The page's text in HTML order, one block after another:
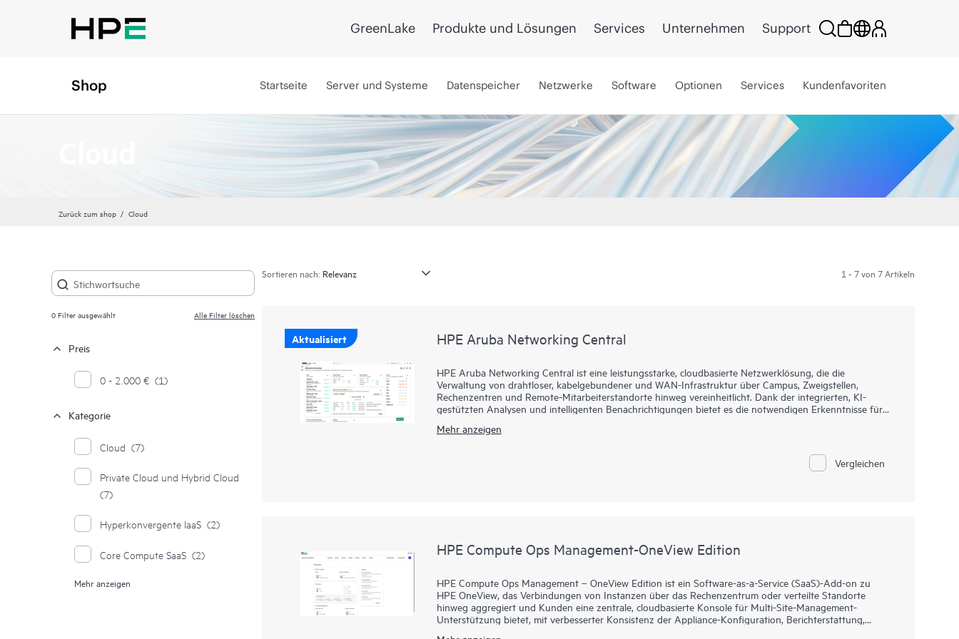
GreenLake Produkte und Lösungen Services Unternehmen Support
Shop Startseite Server und Systeme Datenspeicher Netzwerke Software Optionen Services Kundenfavoriten
Zurück zum shop Cloud
0Filter ausgewählt Alle Filter löschen
Preis
0 - 2.000 € (1)
Kategorie
Cloud (7)
Private Cloud und Hybrid Cloud
(7)
Hyperkonvergente IaaS (2)
Core Compute SaaS (2)
Konnektivität IaaS
Mehr anzeigen
Sortieren nach: 1 - 7 von 7 Artikeln
Aktualisiert HPE Aruba Networking Central
HPE Aruba Networking Central ist eine leistungsstarke, cloudbasierte Netzwerklösung, die die
Verwaltung von drahtloser, kabelgebundener und WAN-Infrastruktur über Campus, Zweigstellen,
Rechenzentren und Remote-Mitarbeiterstandorte hinweg vereinheitlicht. Dank der integrierten, KI-
gestützten Analysen und intelligenten Benachrichtigungen bietet es die notwendigen Erkenntnisse für
der Netzwerkleistung.
Diese Lösung bietet Skalierbarkeit und Ausfallsicherheit der Enterprise-Klasse, erweiterte Funktionen für
das Sicherheits- und Bedrohungsmanagement und flexible Bereitstellungsoptionen mit Cloud-, On-
Mehr anzeigen
Vergleichen
HPE Compute Ops Management-OneView Edition
HPE Compute Ops Management – OneView Edition ist ein Software-as-a-Service (SaaS)-Add-on zu
HPE OneView, das Verbindungen von Instanzen über das Rechenzentrum oder verteilte Standorte
hinweg aggregiert und Kunden eine zentrale, cloudbasierte Konsole für Multi-Site-Management-
Unterstützung bietet, mit verbesserter Konsistenz der Appliance-Konfiguration, Berichterstattung,